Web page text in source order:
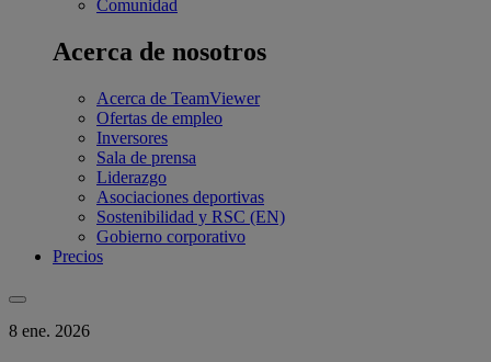
Comunidad
Acerca de nosotros
Acerca de TeamViewer
Ofertas de empleo
Inversores
Sala de prensa
Liderazgo
Asociaciones deportivas
Sostenibilidad y RSC (EN)
Gobierno corporativo
Precios
8 ene. 2026